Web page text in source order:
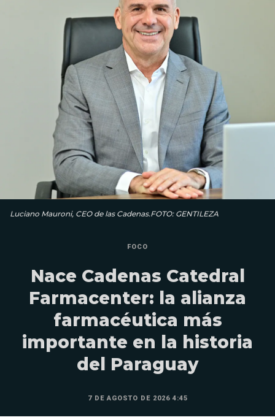
Luciano Mauroni, CEO de las Cadenas.FOTO: GENTILEZA
FOCO
Nace Cadenas Catedral
Farmacenter: la alianza
farmacéutica más
importante en la historia
del Paraguay
7 DE AGOSTO DE 2026 4:45